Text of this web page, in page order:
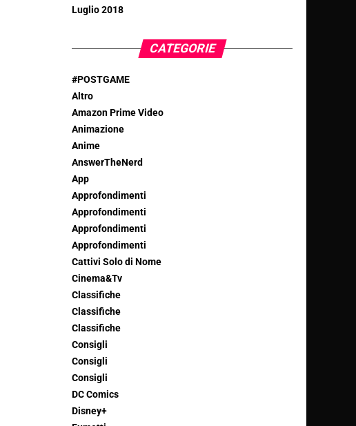
Luglio 2018
CATEGORIE
#POSTGAME
Altro
Amazon Prime Video
Animazione
Anime
AnswerTheNerd
App
Approfondimenti
Approfondimenti
Approfondimenti
Approfondimenti
Cattivi Solo di Nome
Cinema&Tv
Classifiche
Classifiche
Classifiche
Consigli
Consigli
Consigli
DC Comics
Disney+